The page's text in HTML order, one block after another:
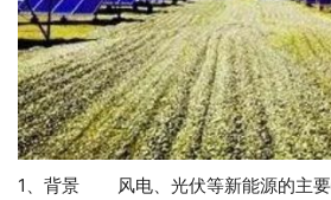
1、背景 风电、光伏等新能源的主要